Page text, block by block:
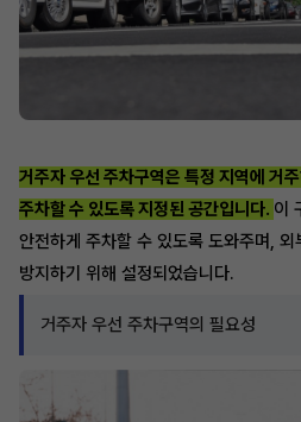
거주자 우선 주차구역은 특정 지역에 거
주차할 수 있도록 지정된 공간입니다. 이
안전하게 주차할 수 있도록 도와주며,
방지하기 위해 설정되었습니다.
거주자 우선 주차구역의 필요성